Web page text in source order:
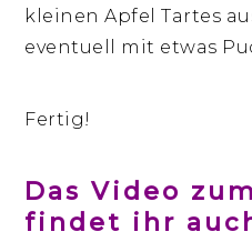
kleinen Apfel Tartes
eventuell mit etwas
Fertig!
Das Video
findet ihr